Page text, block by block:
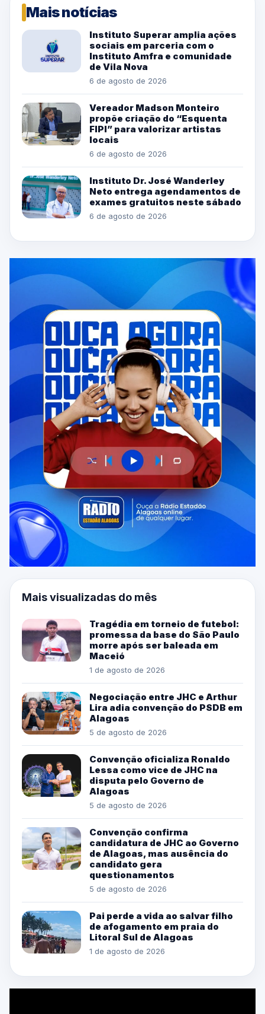
Mais notícias
Instituto Superar amplia ações
sociais em parceria com o
Instituto Amfra e comunidade
de Vila Nova
6 de agosto de 2026
Vereador Madson Monteiro
propõe criação do “Esquenta
FIPI” para valorizar artistas
locais
6 de agosto de 2026
Instituto Dr. José Wanderley
Neto entrega agendamentos de
exames gratuitos neste sábado
6 de agosto de 2026
Mais visualizadas do mês
Tragédia em torneio de futebol:
promessa da base do São Paulo
morre após ser baleada em
Maceió
1 de agosto de 2026
Negociação entre JHC e Arthur
Lira adia convenção do PSDB em
Alagoas
5 de agosto de 2026
Convenção oficializa Ronaldo
Lessa como vice de JHC na
disputa pelo Governo de
Alagoas
5 de agosto de 2026
Convenção confirma
candidatura de JHC ao Governo
de Alagoas, mas ausência do
candidato gera
questionamentos
5 de agosto de 2026
Pai perde a vida ao salvar filho
de afogamento em praia do
Litoral Sul de Alagoas
1 de agosto de 2026